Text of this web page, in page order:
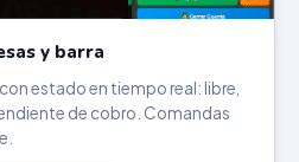
y barra
estado en tiempo real: libre,
de cobro. Comandas